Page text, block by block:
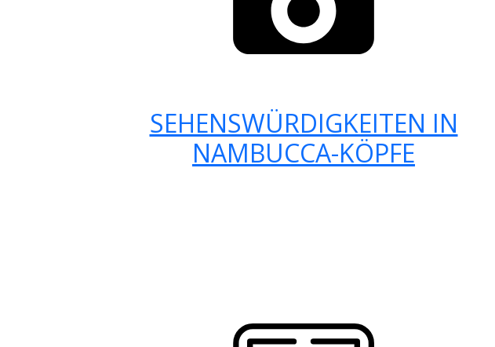
SEHENSWÜRDIGKEITEN IN
NAMBUCCA-KÖPFE